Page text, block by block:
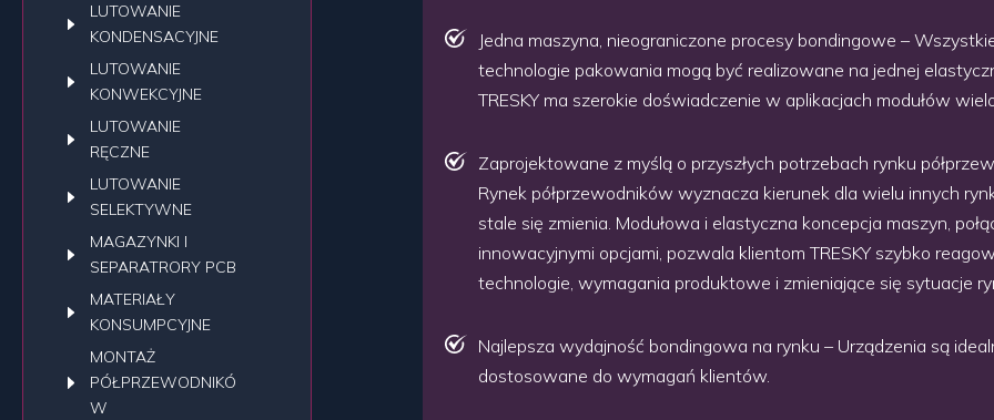
LUTOWANIE
KONDENSACYJNE
LUTOWANIE
KONWEKCYJNE
LUTOWANIE
RĘCZNE
LUTOWANIE
SELEKTYWNE
MAGAZYNKI I
SEPARATRORY PCB
MATERIAŁY
KONSUMPCYJNE
MONTAŻ
PÓŁPRZEWODNIKÓ
W
Jedna maszyna, nieograniczone procesy bondingowe –
technologie pakowania mogą być realizowane na jednej
TRESKY ma szerokie doświadczenie w aplikacjach modułów
Zaprojektowane z myślą o przyszłych potrzebach rynku
Rynek półprzewodników wyznacza kierunek dla wielu innych
stale się zmienia. Modułowa i elastyczna koncepcja maszyn,
innowacyjnymi opcjami, pozwala klientom TRESKY szybko
technologie, wymagania produktowe i zmieniające się sytuacje
Najlepsza wydajność bondingowa na rynku – Urządzenia są
dostosowane do wymagań klientów.